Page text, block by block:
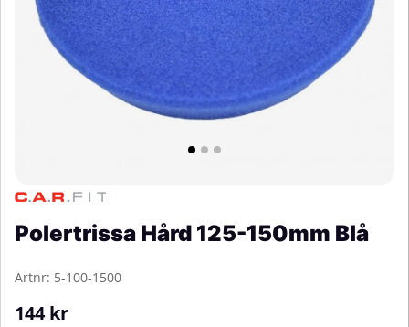
Polertrissa Hård 125-150mm Blå
Artnr: 5-100-1500
144kr